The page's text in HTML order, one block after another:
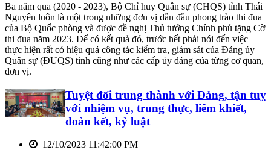
Ba năm qua (2020 - 2023), Bộ Chỉ huy Quân sự (CHQS) tỉnh Thái
Nguyên luôn là một trong những đơn vị dẫn đầu phong trào thi đua
của Bộ Quốc phòng và được đề nghị Thủ tướng Chính phủ tặng Cờ
thi đua năm 2023. Để có kết quả đó, trước hết phải nói đến việc
thực hiện rất có hiệu quả công tác kiểm tra, giám sát của Đảng ủy
Quân sự (ĐUQS) tỉnh cũng như các cấp ủy đảng của từng cơ quan,
đơn vị.
Tuyệt đối trung thành với Đảng, tận tuỵ
với nhiệm vụ, trung thực, liêm khiết,
đoàn kết, kỷ luật
12/10/2023 11:42:00 PM